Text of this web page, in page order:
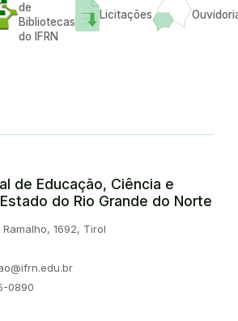
de
Bibliotecas
do IFRN
Licitações
de Educação, Ciência e
do Rio Grande do Norte
1692, Tirol
0890